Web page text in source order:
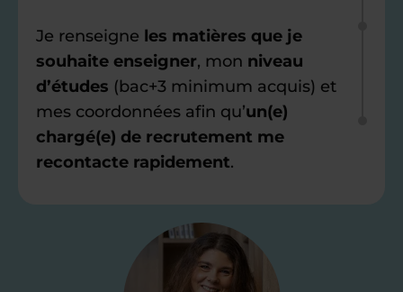
Je renseigne les matières que je
souhaite enseigner, mon niveau
d’études (bac+3 minimum acquis) et
mes coordonnées afin qu’un(e)
chargé(e) de recrutement me
recontacte rapidement.
Je valide ma